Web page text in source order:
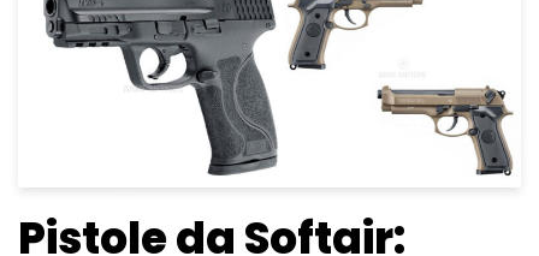
Pistole da Softair: